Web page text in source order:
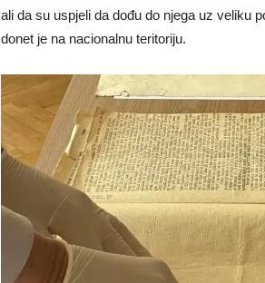
ali da su uspjeli da dođu do njega uz veliku
donet je na nacionalnu teritoriju.